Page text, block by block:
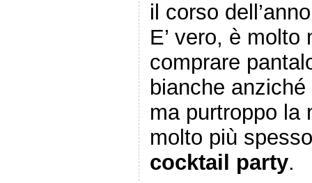
il corso
E’ vero, è
comprare
bianche
ma purtroppo la
molto più
cocktail party.